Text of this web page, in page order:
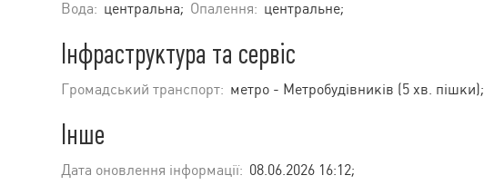
Вода: центральна; Опалення: центральне;
Інфраструктура та сервіс
Громадський транспорт: метро - Метробудівників (5 хв. пішки);
Інше
Дата оновлення інформації: 08.06.2026 16:12;